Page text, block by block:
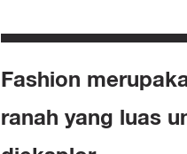
Fashion
ranah yang luas